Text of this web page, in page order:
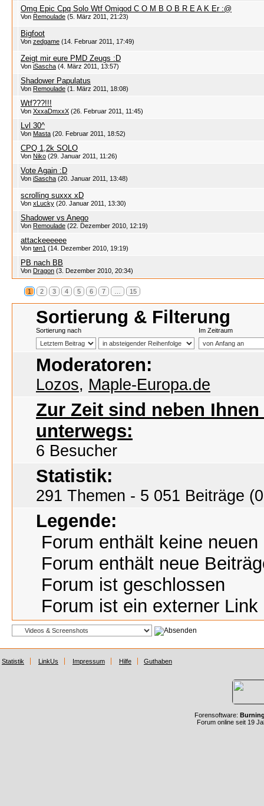
Omg Epic Cpq Solo Wtf Omigod C O M B O B R E A K Er :@
Von Remoulade (5. März 2011, 21:23)
Bigfoot
Von zedgame (14. Februar 2011, 17:49)
Zeigt mir eure PMD Zeugs :D
Von iSascha (4. März 2011, 13:57)
Shadower Papulatus
Von Remoulade (1. März 2011, 18:08)
Wtf???!!!
Von XxxaDmxxX (26. Februar 2011, 11:45)
Lvl 30^
Von Masta (20. Februar 2011, 18:52)
CPQ 1,2k SOLO
Von Niko (29. Januar 2011, 11:26)
Vote Again :D
Von iSascha (20. Januar 2011, 13:48)
scrolling suxxx xD
Von xLucky (20. Januar 2011, 13:30)
Shadower vs Anego
Von Remoulade (22. Dezember 2010, 12:19)
attackeeeeee
Von tøn1 (14. Dezember 2010, 19:19)
PB nach BB
Von Dragon (3. Dezember 2010, 20:34)
1 2 3 4 5 6 7 15
Sortierung & Filterung
Sortierung nach Im Zeitraum
Moderatoren:
Lozos, Maple-Europa.de
Zur Zeit sind neben
unterwegs:
6 Besucher
Statistik:
291 Themen - 5 051 Beiträge
Legende:
Forum enthält keine neuen
Forum enthält neue
Forum ist geschlossen
Forum ist ein externer Link
Statistik LinkUs Impressum Hilfe Guthaben
Forensoftware:
Forum online seit 19